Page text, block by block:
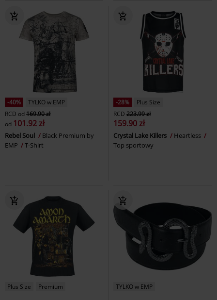
-40%
TYLKO w EMP
RCD od 169.90 zł
od 101.92 zł
Rebel Soul
Black Premium by
EMP
T-Shirt
-28%
Plus Size
RCD 223.99 zł
159.90 zł
Crystal Lake Killers
Heartless
Top sportowy
Plus Size Premium TYLKO w EMP